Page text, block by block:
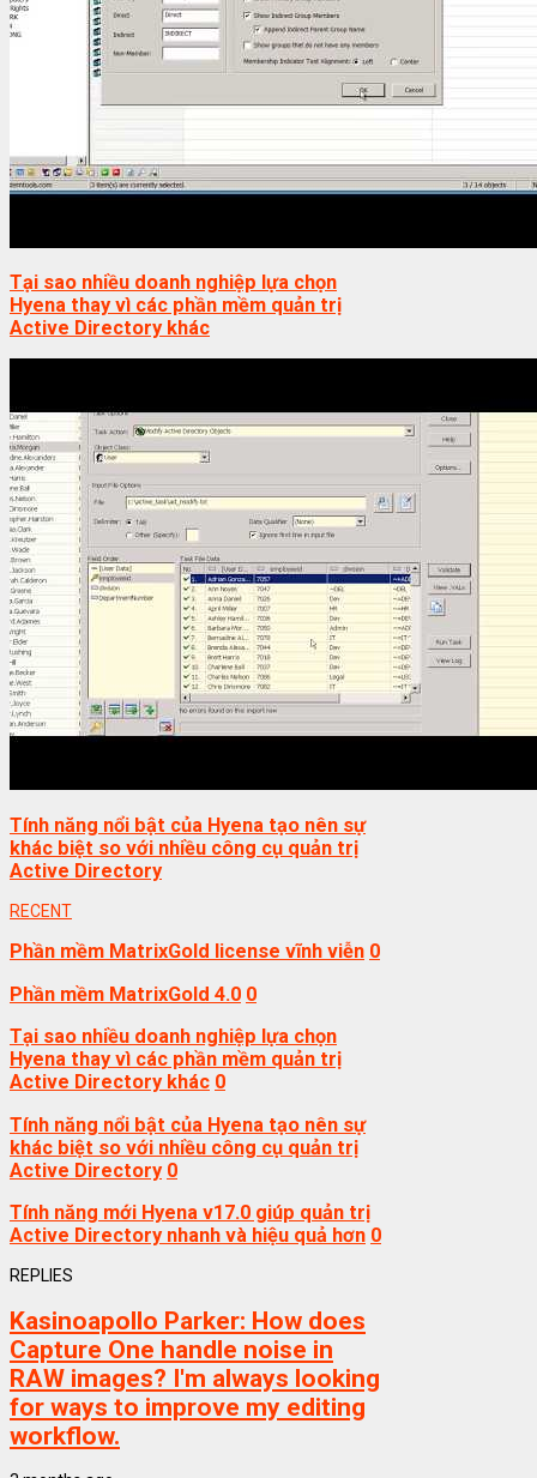
Tại sao nhiều doanh nghiệp lựa chọn
Hyena thay vì các phần mềm quản trị
Active Directory khác
Tính năng nổi bật của Hyena tạo nên sự
khác biệt so với nhiều công cụ quản trị
Active Directory
RECENT
Phần mềm MatrixGold license vĩnh viễn 0
Phần mềm MatrixGold 4.0 0
Tại sao nhiều doanh nghiệp lựa chọn
Hyena thay vì các phần mềm quản trị
Active Directory khác 0
Tính năng nổi bật của Hyena tạo nên sự
khác biệt so với nhiều công cụ quản trị
Active Directory 0
Tính năng mới Hyena v17.0 giúp quản trị
Active Directory nhanh và hiệu quả hơn 0
REPLIES
Kasinoapollo Parker: How does
Capture One handle noise in
RAW images? I'm always looking
for ways to improve my editing
workflow.